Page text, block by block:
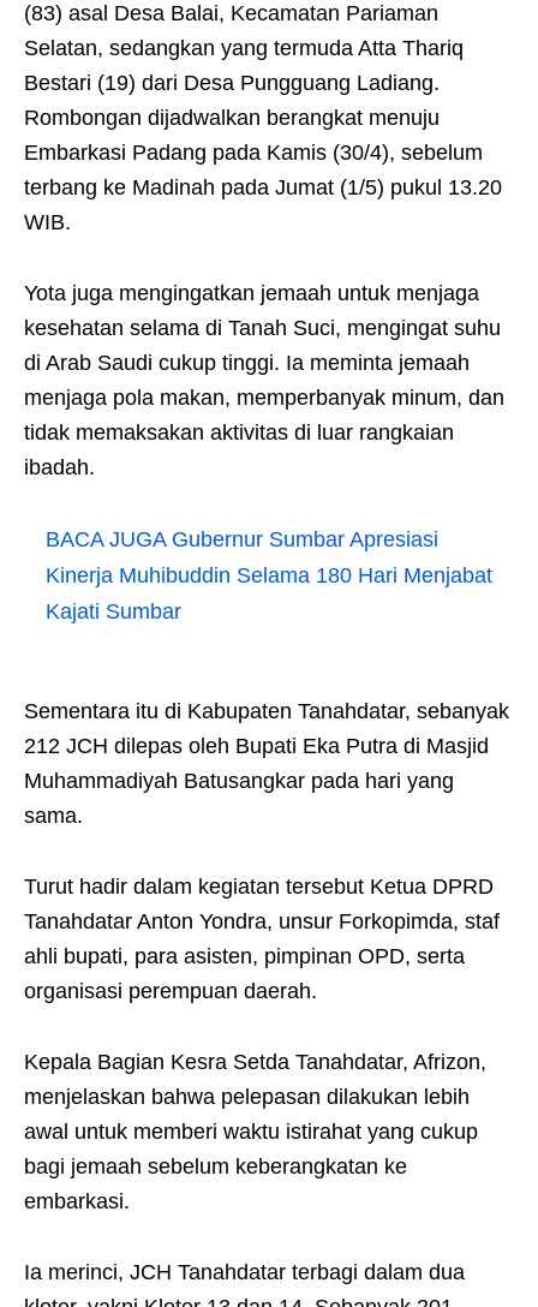
(83) asal Desa Balai, Kecamatan Pariaman
Selatan, sedangkan yang termuda Atta Thariq
Bestari (19) dari Desa Pungguang Ladiang.
Rombongan dijadwalkan berangkat menuju
Embarkasi Padang pada Kamis (30/4), sebelum
terbang ke Madinah pada Jumat (1/5) pukul 13.20
WIB.
Yota juga mengingatkan jemaah untuk menjaga
kesehatan selama di Tanah Suci, mengingat suhu
di Arab Saudi cukup tinggi. Ia meminta jemaah
menjaga pola makan, memperbanyak minum, dan
tidak memaksakan aktivitas di luar rangkaian
ibadah.
BACA JUGA Gubernur Sumbar Apresiasi
Kinerja Muhibuddin Selama 180 Hari Menjabat
Kajati Sumbar
Sementara itu di Kabupaten Tanahdatar, sebanyak
212 JCH dilepas oleh Bupati Eka Putra di Masjid
Muhammadiyah Batusangkar pada hari yang
sama.
Turut hadir dalam kegiatan tersebut Ketua DPRD
Tanahdatar Anton Yondra, unsur Forkopimda, staf
ahli bupati, para asisten, pimpinan OPD, serta
organisasi perempuan daerah.
Kepala Bagian Kesra Setda Tanahdatar, Afrizon,
menjelaskan bahwa pelepasan dilakukan lebih
awal untuk memberi waktu istirahat yang cukup
bagi jemaah sebelum keberangkatan ke
embarkasi.
Ia merinci, JCH Tanahdatar terbagi dalam dua